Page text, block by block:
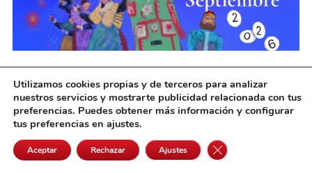
Víctor Corts Rodríguez gana el XLI Concurso
del cartel anunciador de la Feria de
Madridejos 2026
agosto 5, 2026
Utilizamos cookies propias y de terceros para analizar
nuestros servicios y mostrarte publicidad relacionada con tus
preferencias. Puedes obtener más información y configurar
tus preferencias en ajustes.
Aceptar Rechazar Ajustes Cerrar el banner de